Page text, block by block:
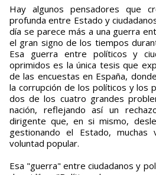
Hay algunos pensadores que
profunda entre Estado y
día se parece más a una guerra
el gran signo de los tiempos
Esa guerra entre políticos y
oprimidos es la única tesis que
de las encuestas en España,
la corrupción de los políticos y los
dos de los cuatro grandes
nación, reflejando así un
dirigente que, en si mismo,
gestionando el Estado,
voluntad popular.
Esa "guerra" entre ciudadanos y